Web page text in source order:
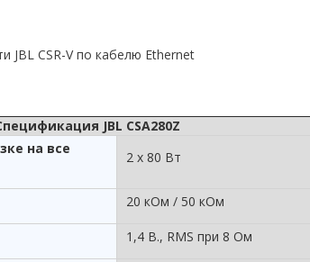
JBL CSR-V по кабелю Ethernet
JBL CSA280Z
на все
2 х 80 Вт
20 кОм / 50 кОм
1,4 В., RMS при 8 Ом